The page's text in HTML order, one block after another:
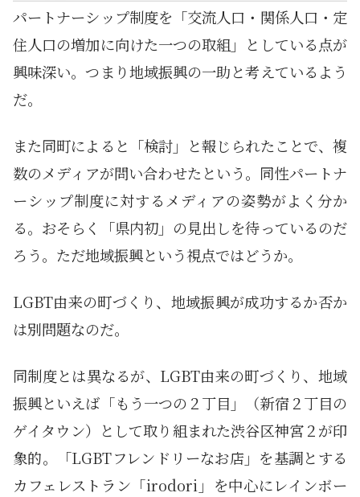
パートナーシップ制度を「交流人口・関係人口・定
住人口の増加に向けた一つの取組」としている点が
興味深い。つまり地域振興の一助と考えているよう
だ。
また同町によると「検討」と報じられたことで、複
数のメディアが問い合わせたという。同性パートナ
ーシップ制度に対するメディアの姿勢がよく分か
る。おそらく「県内初」の見出しを待っているのだ
ろう。ただ地域振興という視点ではどうか。
LGBT由来の町づくり、地域振興が成功するか否か
は別問題なのだ。
同制度とは異なるが、LGBT由来の町づくり、地域
振興といえば「もう一つの２丁目」（新宿２丁目の
ゲイタウン）として取り組まれた渋谷区神宮２が印
象的。「LGBTフレンドリーなお店」を基調とする
カフェレストラン「irodori」を中心にレインボー